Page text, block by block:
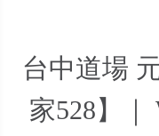
台中道場
家528】